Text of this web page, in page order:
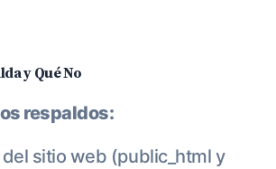
y Qué No
respaldos:
sitio web (public_html y